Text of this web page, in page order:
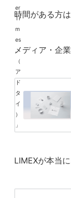
時間がある方
メディア・企
LIMEXが本当